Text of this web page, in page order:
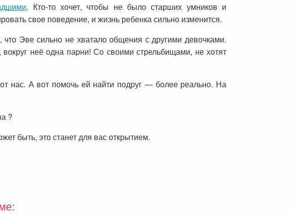
. Кто-то хочет, чтобы не было старших умников и
свое поведение, и жизнь ребенка сильно изменится.
Эве сильно не хватало общения с другими девочками.
неё одна парни! Со своими стрельбищами, не хотят
нас. А вот помочь ей найти подруг — более реально. На
?
быть, это станет для вас открытием.